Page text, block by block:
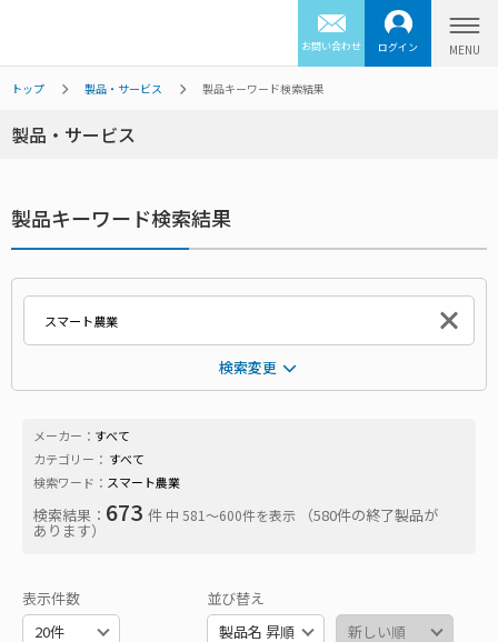
お問い合わせ ログイン
トップ 製品・サービス 製品キーワード検索結果
製品・サービス
製品キーワード検索結果
検索変更
メーカー： すべて
カテゴリー： すべて
検索ワード： スマート農業
検索結果： 673 件 中 581〜600件を表示 （580件の終了製品が
あります）
表示件数 並び替え